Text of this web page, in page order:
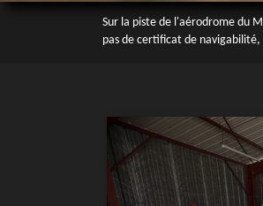
Sur la piste de l'aérodrome du
pas de certificat de